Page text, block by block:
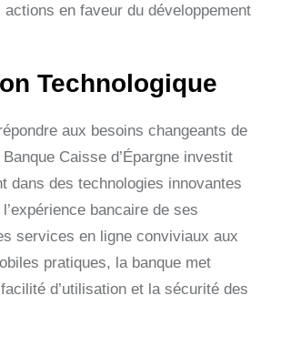
actions en faveur du développement
Technologique
aux besoins changeants de
Caisse d’Épargne investit
dans des technologies innovantes
bancaire de ses
services en ligne conviviaux aux
pratiques, la banque met
d’utilisation et la sécurité des